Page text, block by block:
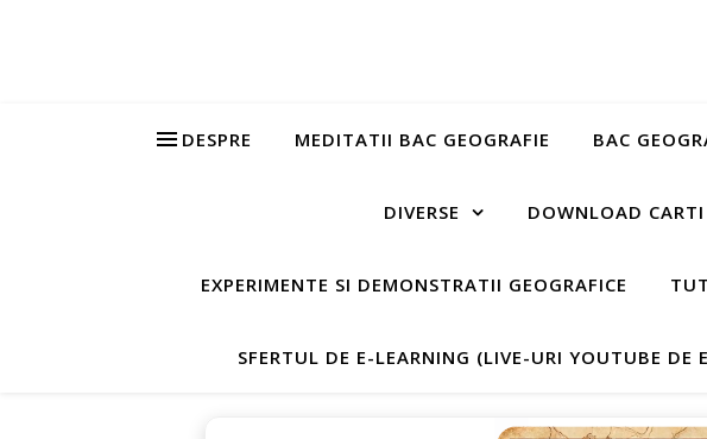
DESPRE MEDITATII BAC GEOGRAFIE BAC
DIVERSE DOWNLOAD CARTI
EXPERIMENTE SI DEMONSTRATII GEOGRAFICE
SFERTUL DE E-LEARNING (LIVE-URI YOUTUBE DE